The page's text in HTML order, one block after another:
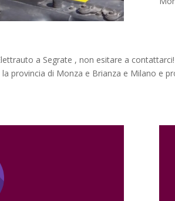
a Segrate , non esitare a
provincia di Monza e Brianza e Milano e